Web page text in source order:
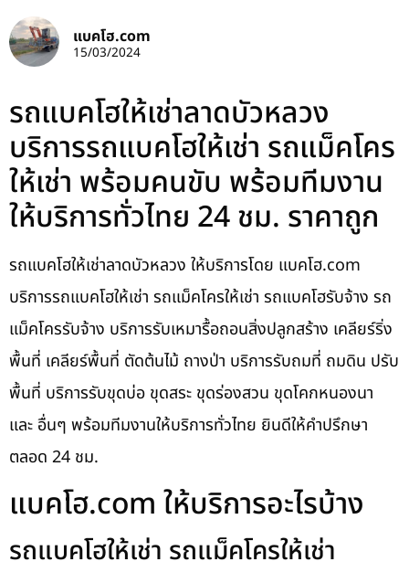
แบคโฮ.com
15/03/2024
รถแบคโฮให้เช่าลาดบัวหลวง
บริการรถแบคโฮให้เช่า รถแม็คโคร
ให้เช่า พร้อมคนขับ พร้อมทีมงาน
ให้บริการทั่วไทย 24 ชม. ราคาถูก
รถแบคโฮให้เช่าลาดบัวหลวง ให้บริการโดย แบคโฮ.com
บริการรถแบคโฮให้เช่า รถแม็คโครให้เช่า รถแบคโฮรับจ้าง รถ
แม็คโครรับจ้าง บริการรับเหมารื้อถอนสิ่งปลูกสร้าง เคลียร์ริ่ง
พื้นที่ เคลียร์พื้นที่ ตัดต้นไม้ ถางป่า บริการรับถมที่ ถมดิน ปรับ
พื้นที่ บริการรับขุดบ่อ ขุดสระ ขุดร่องสวน ขุดโคกหนองนา
และ อื่นๆ พร้อมทีมงานให้บริการทั่วไทย ยินดีให้คำปรึกษา
ตลอด 24 ชม.
แบคโฮ.com ให้บริการอะไรบ้าง
รถแบคโฮให้เช่า รถแม็คโครให้เช่า